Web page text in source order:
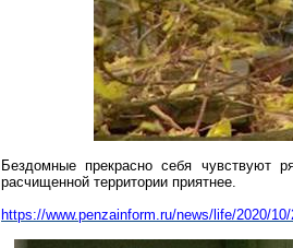
Бездомные прекрасно себя
расчищенной территории приятнее.
https://www.penzainform.ru/news/life/2020/